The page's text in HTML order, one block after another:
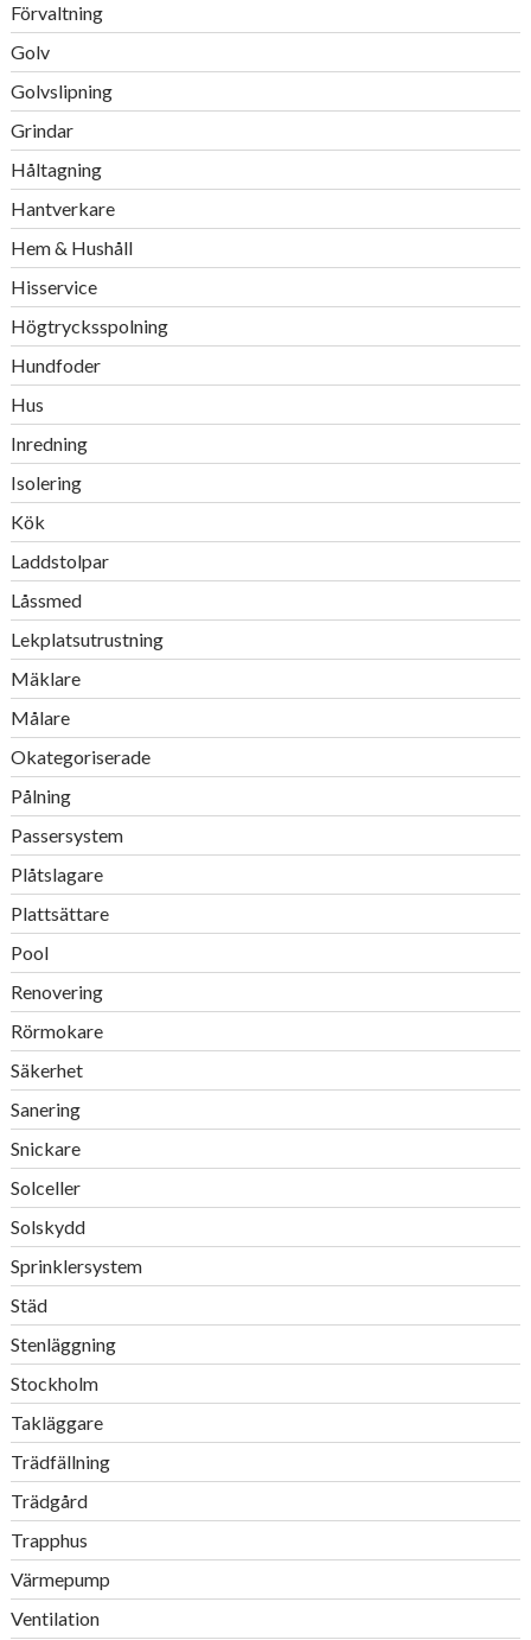
Förvaltning
Golv
Golvslipning
Grindar
Håltagning
Hantverkare
Hem & Hushåll
Hisservice
Högtrycksspolning
Hundfoder
Hus
Inredning
Isolering
Kök
Laddstolpar
Låssmed
Lekplatsutrustning
Mäklare
Målare
Okategoriserade
Pålning
Passersystem
Plåtslagare
Plattsättare
Pool
Renovering
Rörmokare
Säkerhet
Sanering
Snickare
Solceller
Solskydd
Sprinklersystem
Städ
Stenläggning
Stockholm
Takläggare
Trädfällning
Trädgård
Trapphus
Värmepump
Ventilation